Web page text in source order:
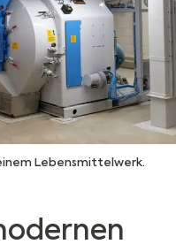
Lebensmittelwerk.